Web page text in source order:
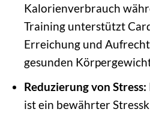
Kalorienverbrauch
Training unterstützt
Erreichung und
gesunden
Reduzierung von Stress:
ist ein bewährter